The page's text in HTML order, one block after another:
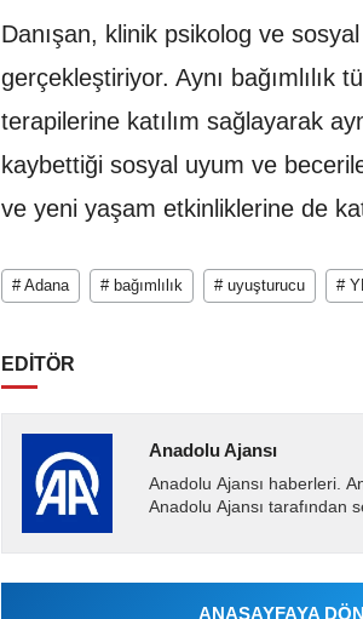
Danışan, klinik psikolog ve
gerçekleştiriyor. Aynı bağımlılık
terapilerine katılım sağlayarak
kaybettiği sosyal uyum ve
ve yeni yaşam etkinliklerine de
# Adana # bağımlılık # uyuşturucu #
EDİTÖR
Anadolu Ajansı
Anadolu Ajansı haberleri.
Anadolu Ajansı tarafından
ANASAYFAYA